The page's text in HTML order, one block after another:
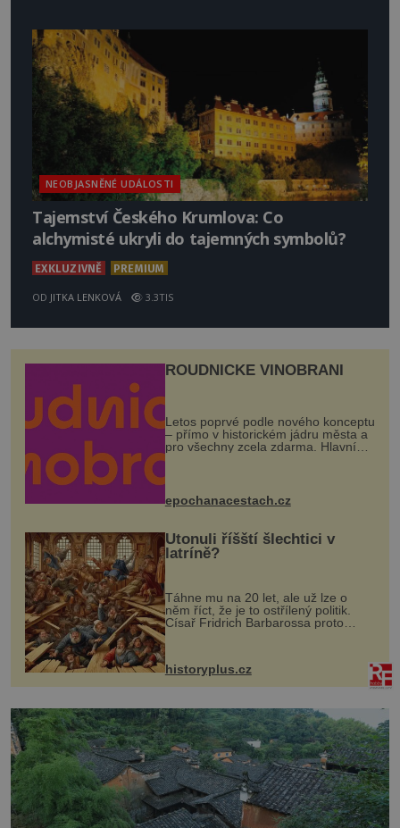
NEOBJASNĚNÉ UDÁLOSTI
Tajemství Českého Krumlova: Co
alchymisté ukryli do tajemných symbolů?
EXKLUZIVNĚ PREMIUM
OD JITKA LENKOVÁ 3.3TIS
ROUDNICKÉ VINOBRANÍ
Letos poprvé podle nového konceptu
– přímo v historickém jádru města a
pro všechny zcela zdarma. Hlavní
program se odehraje na Karlově a
mohou těšit na víno, burčák, pes...
epochanacestach.cz
Utonuli říšští šlechtici v
latríně?
Táhne mu na 20 let, ale už lze o
něm říct, že je to ostřílený politik.
Císař Fridrich Barbarossa proto
posílá svého syna a dědice Jindřicha
VI. do Erfurtu, aby se stal
prostředníkem při řešení sporu m...
historyplus.cz